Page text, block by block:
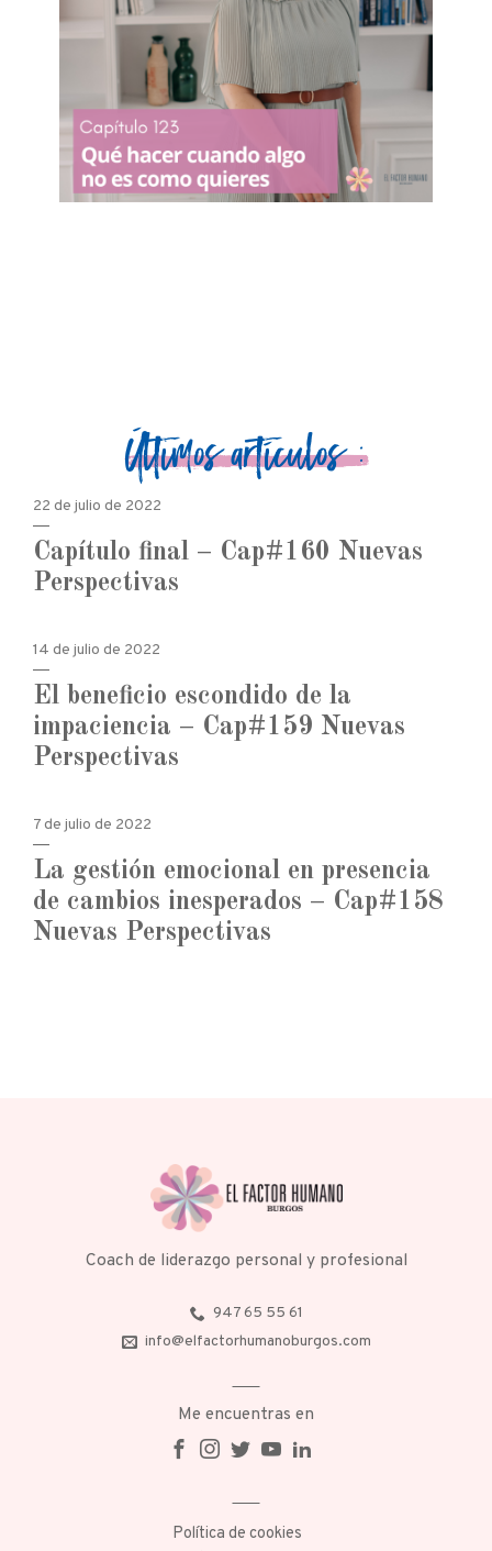
Últimos artículos :
22 de julio de 2022
Capítulo final – Cap#160 Nuevas
Perspectivas
14 de julio de 2022
El beneficio escondido de la
impaciencia – Cap#159 Nuevas
Perspectivas
7 de julio de 2022
La gestión emocional en presencia
de cambios inesperados – Cap#158
Nuevas Perspectivas
Coach de liderazgo personal y profesional
947 65 55 61
info@elfactorhumanoburgos.com
Me encuentras en
Política de cookies